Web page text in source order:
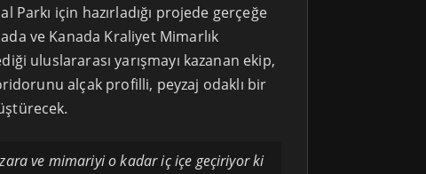
Parkı için hazırladığı projede gerçeğe
ve Kanada Kraliyet Mimarlık
uluslararası yarışmayı kazanan ekip,
alçak profilli, peyzaj odaklı bir
ve mimariyi o kadar iç içe geçiriyor ki